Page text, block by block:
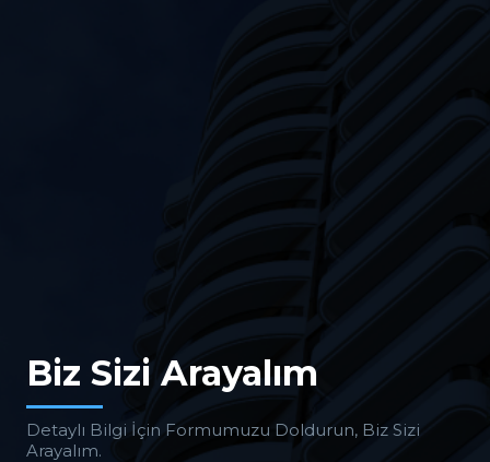
Biz Sizi Arayalım
Detaylı Bilgi İçin Formumuzu Doldurun, Biz Sizi
Arayalım.